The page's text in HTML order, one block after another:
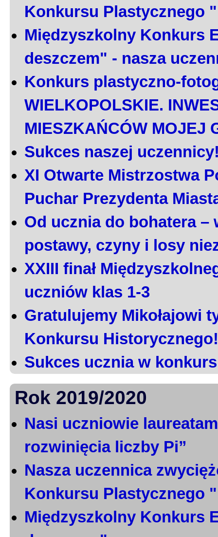
Konkursu Plastycznego
Międzyszkolny Konkurs
deszczem" - nasza
Konkurs plastyczno-
WIELKOPOLSKIE.
MIESZKAŃCÓW MOJEJ
Sukces naszej
XI Otwarte Mistrzostwa
Puchar Prezydenta
Od ucznia do bohatera –
postawy, czyny i losy
XXIII finał
uczniów klas 1-3
Gratulujemy Mikołajowi
Konkursu Historycznego!
Sukces ucznia w
Rok 2019/2020
Nasi uczniowie
rozwinięcia liczby Pi”
Nasza uczennica
Konkursu Plastycznego
Międzyszkolny Konkurs